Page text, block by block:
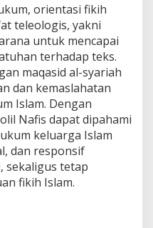
orientasi fikih
teleologis, yakni
untuk mencapai
terhadap teks.
maqasid al-syariah
dan kemaslahatan
Islam. Dengan
Nafis dapat dipahami
keluarga Islam
dan responsif
sekaligus tetap
fikih Islam.